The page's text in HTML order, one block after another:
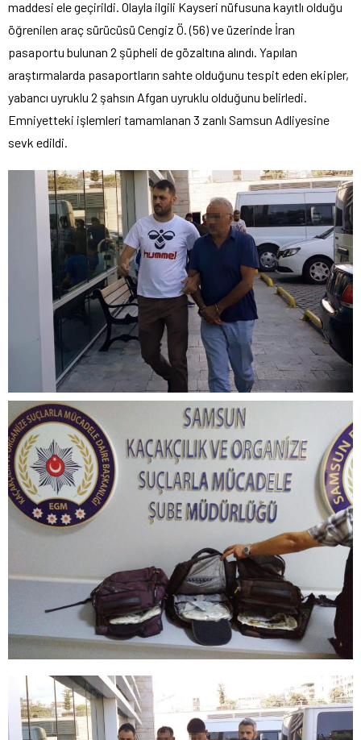
maddesi ele geçirildi. Olayla ilgili Kayseri nüfusuna kayıtlı olduğu
öğrenilen araç sürücüsü Cengiz Ö. (56) ve üzerinde İran
pasaportu bulunan 2 şüpheli de gözaltına alındı. Yapılan
araştırmalarda pasaportların sahte olduğunu tespit eden ekipler,
yabancı uyruklu 2 şahsın Afgan uyruklu olduğunu belirledi.
Emniyetteki işlemleri tamamlanan 3 zanlı Samsun Adliyesine
sevk edildi.